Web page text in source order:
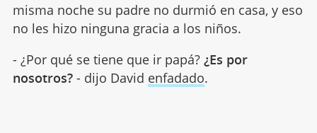
misma noche su padre no durmió en casa, y eso
no les hizo ninguna gracia a los niños.
- ¿Por qué se tiene que ir papá? ¿Es por
nosotros?- dijo David enfadado.